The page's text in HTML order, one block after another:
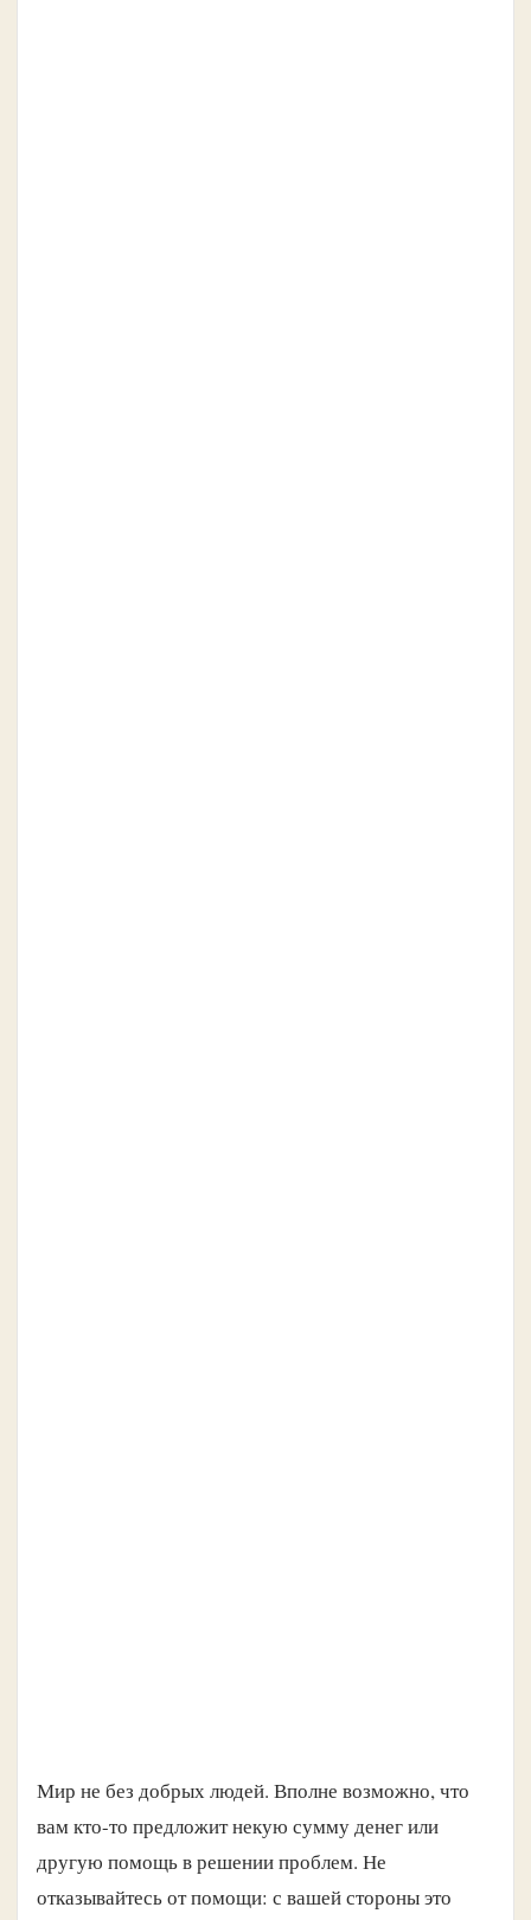
Мир не без добрых людей. Вполне возможно, что
вам кто-то предложит некую сумму денег или
другую помощь в решении проблем. Не
отказывайтесь от помощи: с вашей стороны это